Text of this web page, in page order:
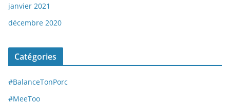
janvier 2021
décembre 2020
Catégories
#BalanceTonPorc
#MeeToo